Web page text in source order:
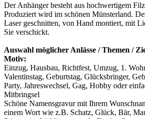
Der Anhänger besteht aus hochwertigem
Produziert wird im schönen Münsterland.
Laser geschnitten, von Hand montiert, mit
Sie verschickt.
Auswahl möglicher Anlässe / Themen /
Motiv:
Einzug, Hausbau, Richtfest, Umzug, 1.
Valentinstag, Geburtstag, Glücksbringer,
Party, Jahreswechsel, Gag, Hobby oder
Mitbringsel
Schöne Namensgravur mit Ihrem
einem Wort wie z.B. Schatz, Glück, Bär,